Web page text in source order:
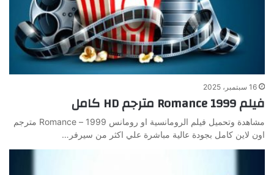
16 سبتمبر، 2025
فيلم Romance 1999 مترجم HD كامل
مشاهدة وتحميل فيلم الرومانسية او رومانس 1999 – Romance مترجم
اون لاين كامل بجودة عالية مباشرة علي اكثر من سيرفر…